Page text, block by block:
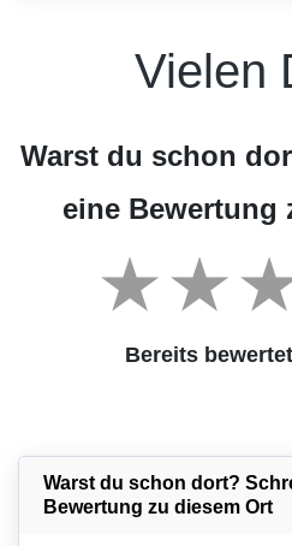
Vielen
Warst du schon
eine Bewertung
Bereits bewertet
Warst du schon dort?
Bewertung zu diesem Ort